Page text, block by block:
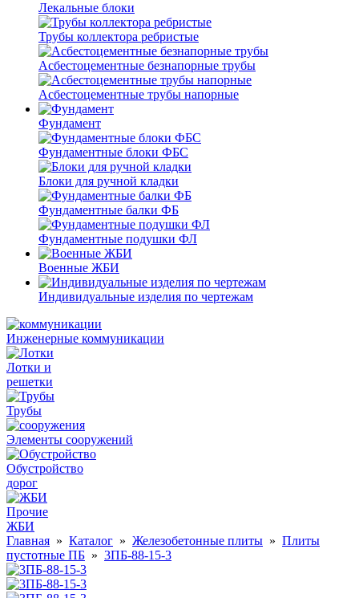
Лекальные блоки
Трубы коллектора ребристые
Асбестоцементные безнапорные трубы
Асбестоцементные трубы напорные
Фундамент
Фундаментные блоки ФБС
Блоки для ручной кладки
Фундаментные балки ФБ
Фундаментные подушки ФЛ
Военные ЖБИ
Индивидуальные изделия по чертежам
Инженерные коммуникации
Лотки и
решетки
Трубы
Элементы сооружений
Обустройство
дорог
Прочие
ЖБИ
Главная » Каталог » Железобетонные плиты » Плиты
пустотные ПБ » 3ПБ-88-15-3